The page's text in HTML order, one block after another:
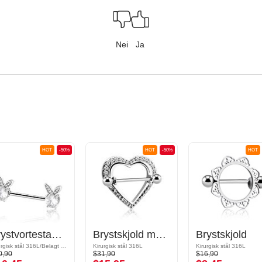
Nei Ja
-50%
HOT
Brystvortestang med søt kanindesign og krystallsteiner
-50%
HOT
Brystskjold med hjertedesign og krystallsteiner
Kirurgisk stål 316L
$31,90
HOT
Brystskjold
Kirurgisk stål 316L
$16,90